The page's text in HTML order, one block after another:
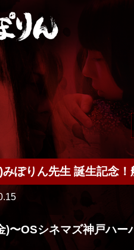
ぽりん先生 誕生記念
)〜OSシネマズ神戸ハー